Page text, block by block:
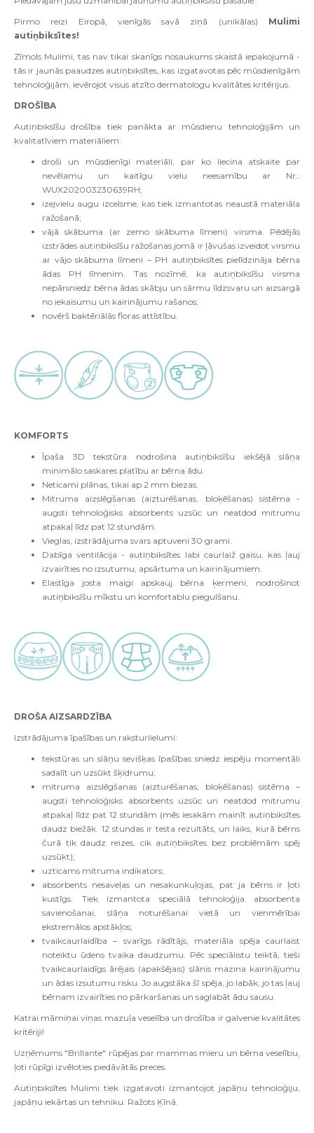
Pirmo reizi Eiropā, vienīgās savā ziņā (unikālas) Mulimi
autiņbiksītes!
Zīmols Mulimi, tas nav tikai skanīgs nosaukums skaistā iepakojumā -
tās ir jaunās paaudzes autiņbiksītes, kas izgatavotas pēc mūsdienīgām
tehnoloģijām, ievērojot visus atzīto dermatologu kvalitātes kritērijus.
DROŠĪBA
Autiņbiksīšu drošība tiek panākta ar mūsdienu tehnoloģijām un
kvalitatīviem materiāliem:
droši un mūsdienīgi materiāli, par ko liecina atskaite par
nevēlamu un kaitīgu vielu neesamību ar Nr.:
WUX202003230639RH;
izejvielu augu izcelsme, kas tiek izmantotas neaustā materiāla
ražošanā;
vājā skābuma (ar zemo skābuma līmeni) virsma. Pēdējās
izstrādes autiņbiksīšu ražošanas jomā ir ļāvušas izveidot virsmu
ar vājo skābuma līmeni – PH autiņbiksītes pielīdzināja bērna
ādas PH līmenim. Tas nozīmē, ka autiņbiksīšu virsma
nepārsniedz bērna ādas skābju un sārmu līdzsvaru un aizsargā
no iekaisumu un kairinājumu rašanos;
novērš baktēriālās floras attīstību.
KOMFORTS
Īpaša 3D tekstūra nodrošina autiņbiksīšu iekšējā slāņa
minimālo saskares platību ar bērna ādu.
Neticami plānas, tikai ap 2 mm biezas.
Mitruma aizslēgšanas (aizturēšanas, bloķēšanas) sistēma -
augsti tehnoloģisks absorbents uzsūc un neatdod mitrumu
atpakaļ līdz pat 12 stundām.
Vieglas, izstrādājuma svars aptuveni 30 grami.
Dabīga ventilācija - autiņbiksītes labi caurlaiž gaisu, kas ļauj
izvairīties no izsutumu, apsārtuma un kairinājumiem.
Elastīga josta maigi apskauj bērna ķermeni, nodrošinot
autiņbiksīšu mīkstu un komfortablu piegulšanu.
DROŠA AIZSARDZĪBA
Izstrādājuma īpašības un raksturlielumi:
tekstūras un slāņu sevišķas īpašības sniedz iespēju momentāli
sadalīt un uzsūkt šķidrumu;
mitruma aizslēgšanas (aizturēšanas, bloķēšanas) sistēma –
augsti tehnoloģisks absorbents uzsūc un neatdod mitrumu
atpakaļ līdz pat 12 stundām (mēs iesakām mainīt autiņbiksītes
daudz biežāk. 12 stundas ir testa rezultāts, un laiks, kurā bērns
čurā tik daudz reizes, cik autiņbiksītes bez problēmām spēj
uzsūkt);
uzticams mitruma indikators;
absorbents nesaveļas un nesakunkuļojas, pat ja bērns ir ļoti
kustīgs. Tiek izmantota speciālā tehnoloģija absorbenta
savienošanai, slāņa noturēšanai vietā un vienmērībai
ekstremālos apstākļos;
tvaikcaurlaidība – svarīgs rādītājs, materiāla spēja caurlaist
noteiktu ūdens tvaika daudzumu. Pēc speciālistu teiktā, tieši
tvaikcaurlaidīgs ārējais (apakšējais) slānis mazina kairinājumu
un ādas izsutumu risku. Jo augstāka šī spēja, jo labāk, jo tas ļauj
bērnam izvairīties no pārkaršanas un saglabāt ādu sausu.
Katrai māmiņai viņas mazuļa veselība un drošība ir galvenie kvalitātes
kritēriji!
Uzņēmums "Brillante" rūpējas par mammas mieru un bērna veselību,
ļoti rūpīgi izvēloties piedāvātās preces.
Autiņbiksītes Mulimi tiek izgatavoti izmantojot japāņu tehnoloģiju,
japāņu iekārtas un tehniku. Ražots Ķīnā.